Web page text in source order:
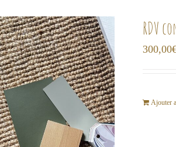
RDV
300,00
Ajouter